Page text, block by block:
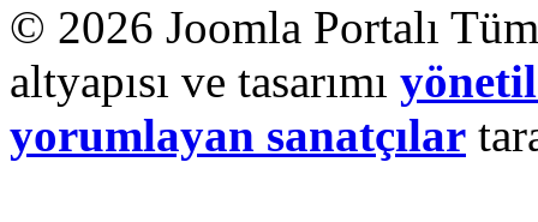
© 2026 Joomla Portalı Tüm
altyapısı ve tasarımı
yorumlayan sanatçılar